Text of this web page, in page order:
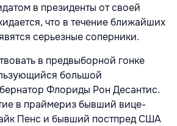
в президенты от своей
что в течение ближайших
серьезные соперники.
в предвыборной гонке
большой
Флориды Рон Десантис.
в праймериз бывший вице-
Пенс и бывший постпред США